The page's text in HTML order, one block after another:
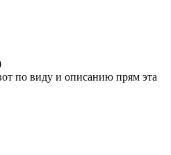
по виду и описанию прям эта